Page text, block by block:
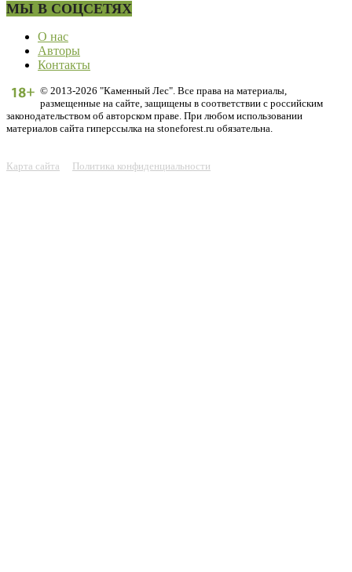
МЫ В СОЦСЕТЯХ
О нас
Авторы
Контакты
© 2013-2026 "Каменный Лес". Все права на материалы,
размещенные на сайте, защищены в соответствии с российским
законодательством об авторском праве. При любом использовании
материалов сайта гиперссылка на stoneforest.ru обязательна.
Карта сайта Политика конфиденциальности